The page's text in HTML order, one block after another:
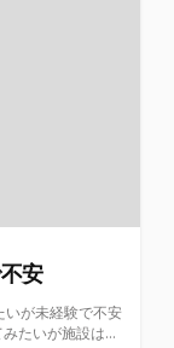
安
いが未経験で不安
たいが施設は...